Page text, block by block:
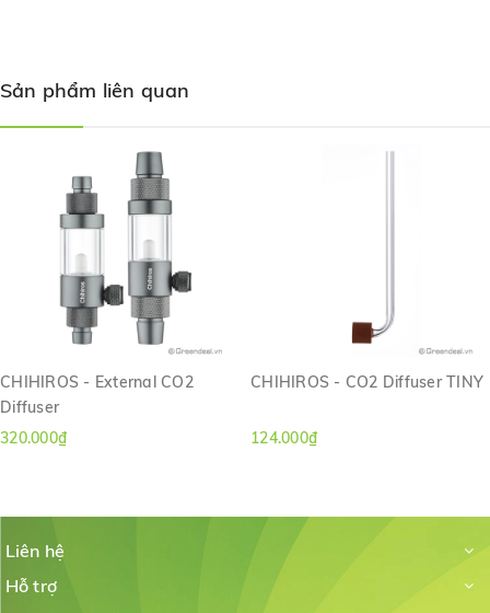
Sản phẩm liên quan
CHIHIROS - External CO2
Diffuser
320.000₫
CHIHIROS - CO2 Diffuser TINY
124.000₫
Liên hệ
Hỗ trợ